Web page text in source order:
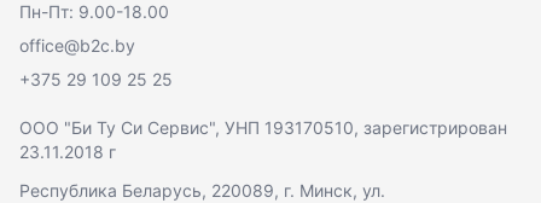
Пн-Пт: 9.00-18.00
office@b2c.by
+375 29 109 25 25
ООО "Би Ту Си Сервис", УНП 193170510, зарегистрирован
23.11.2018 г
Республика Беларусь, 220089, г. Минск, ул.